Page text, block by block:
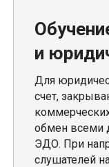
и
Для
счет,
обмен всеми
ЭДО. При
слушателей